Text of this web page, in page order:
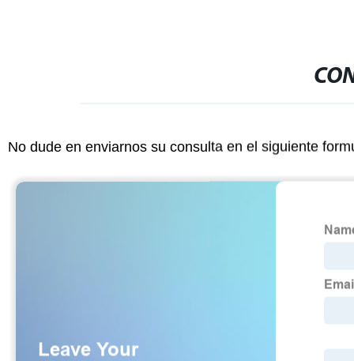
No dude en enviarnos su consulta en el siguiente